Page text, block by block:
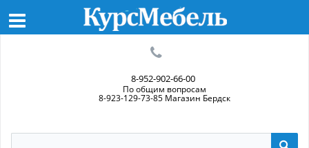
8-952-902-66-00
По общим вопросам
8-923-129-73-85 Магазин Бердск